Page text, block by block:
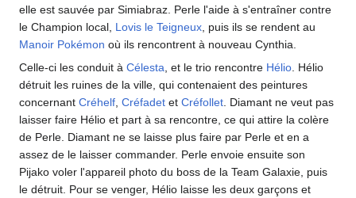
elle est sauvée par Simiabraz. Perle l'aide à s'entraîner contre
le Champion local, Lovis le Teigneux , puis ils se rendent au
Manoir Pokémon où ils rencontrent à nouveau Cynthia.
Celle-ci les conduit à Célesta , et le trio rencontre Hélio . Hélio
détruit les ruines de la ville, qui contenaient des peintures
concernant Créhelf Créfadet et Créfollet . Diamant ne veut pas
laisser faire Hélio et part à sa rencontre, ce qui attire la colère
de Perle. Diamant ne se laisse plus faire par Perle et en a
assez de le laisser commander. Perle envoie ensuite son
Pijako voler l'appareil photo du boss de la Team Galaxie, puis
le détruit. Pour se venger, Hélio laisse les deux garçons et